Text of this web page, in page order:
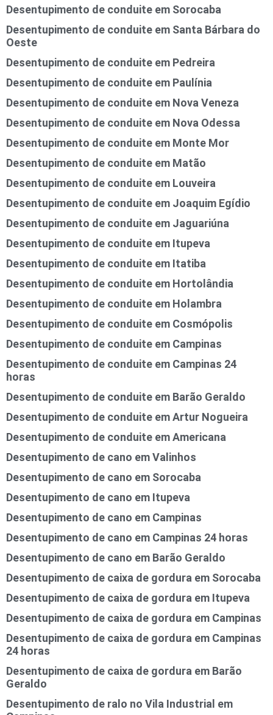
Desentupimento de conduite em Sorocaba
Desentupimento de conduite em Santa Bárbara do
Oeste
Desentupimento de conduite em Pedreira
Desentupimento de conduite em Paulínia
Desentupimento de conduite em Nova Veneza
Desentupimento de conduite em Nova Odessa
Desentupimento de conduite em Monte Mor
Desentupimento de conduite em Matão
Desentupimento de conduite em Louveira
Desentupimento de conduite em Joaquim Egídio
Desentupimento de conduite em Jaguariúna
Desentupimento de conduite em Itupeva
Desentupimento de conduite em Itatiba
Desentupimento de conduite em Hortolândia
Desentupimento de conduite em Holambra
Desentupimento de conduite em Cosmópolis
Desentupimento de conduite em Campinas
Desentupimento de conduite em Campinas 24
horas
Desentupimento de conduite em Barão Geraldo
Desentupimento de conduite em Artur Nogueira
Desentupimento de conduite em Americana
Desentupimento de cano em Valinhos
Desentupimento de cano em Sorocaba
Desentupimento de cano em Itupeva
Desentupimento de cano em Campinas
Desentupimento de cano em Campinas 24 horas
Desentupimento de cano em Barão Geraldo
Desentupimento de caixa de gordura em Sorocaba
Desentupimento de caixa de gordura em Itupeva
Desentupimento de caixa de gordura em Campinas
Desentupimento de caixa de gordura em Campinas
24 horas
Desentupimento de caixa de gordura em Barão
Geraldo
Desentupimento de ralo no Vila Industrial em